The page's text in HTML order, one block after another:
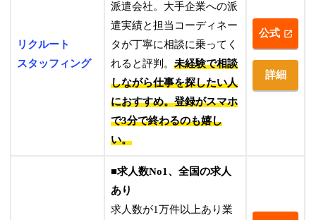
リクルート
スタッフィング
派遣会社。大手企業への派
遣実績と担当コーディネー
タが丁寧に相談に乗ってく
れると評判。未経験で相談
しながら仕事を探したい人
におすすめ。登録がスマホ
で3分で終わるのも嬉し
い。
公式
詳細
■求人数No1、全国の求人
あり
求人数が1万件以上あり業